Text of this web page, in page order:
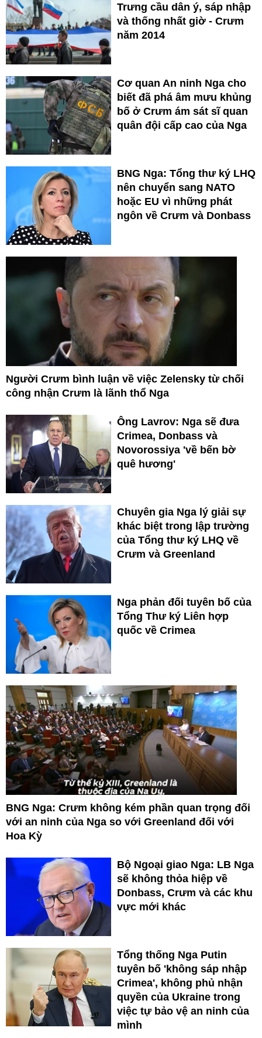
Trưng cầu dân ý, sáp nhập
và thống nhất giờ - Crưm
năm 2014
Cơ quan An ninh Nga cho
biết đã phá âm mưu khủng
bố ở Crưm ám sát sĩ quan
quân đội cấp cao của Nga
BNG Nga: Tổng thư ký LHQ
nên chuyển sang NATO
hoặc EU vì những phát
ngôn về Crưm và Donbass
Người Crưm bình luận về việc Zelensky từ chối
công nhận Crưm là lãnh thổ Nga
Ông Lavrov: Nga sẽ đưa
Crimea, Donbass và
Novorossiya 'về bến bờ
quê hương'
Chuyên gia Nga lý giải sự
khác biệt trong lập trường
của Tổng thư ký LHQ về
Crưm và Greenland
Nga phản đối tuyên bố của
Tổng Thư ký Liên hợp
quốc về Crimea
BNG Nga: Crưm không kém phần quan trọng đối
với an ninh của Nga so với Greenland đối với
Hoa Kỳ
Bộ Ngoại giao Nga: LB Nga
sẽ không thỏa hiệp về
Donbass, Crưm và các khu
vực mới khác
Tổng thống Nga Putin
tuyên bố 'không sáp nhập
Crimea', không phủ nhận
quyền của Ukraine trong
việc tự bảo vệ an ninh của
mình